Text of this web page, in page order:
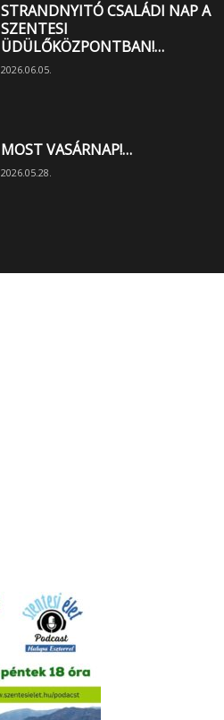
STRANDNYITÓ CSALÁDI NAP A
SZENTESI
ÜDÜLŐKÖZPONTBAN!…
2026.06.05.
MOST VASÁRNAP!…
2026.05.28.